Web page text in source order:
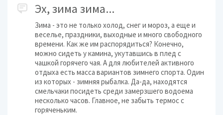
Эх, зима зима...
Зима - это не только холод, снег и мороз, а еще и
веселье, праздники, выходные и много свободного
времени. Как же им распорядиться? Конечно,
можно сидеть у камина, укутавшись в плед с
чашкой горячего чая. А для любителей активного
отдыха есть масса вариантов зимнего спорта. Один
из которых - зимняя рыбалка. Да-да, находятся
смельчаки посидеть среди замерзшего водоема
несколько часов. Главное, не забыть термос с
горяченьким.